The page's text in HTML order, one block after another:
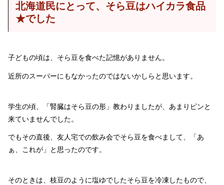
北海道民にとって、そら豆はハイカラ食品
★でした
子どもの頃は、そら豆を食べた記憶がありません。
近所のスーパーにもなかったのではないかしらと思います。
学生の頃、「腎臓はそら豆の形」教わりましたが、あまりピンと
来ていませんでした。
でもその直後、友人宅での飲み会でそら豆を食べまして、「あ
ぁ、これが」と思ったのです。
そのときは、枝豆のように塩ゆでしたそら豆を冷凍したもので、